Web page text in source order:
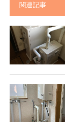
関連記事